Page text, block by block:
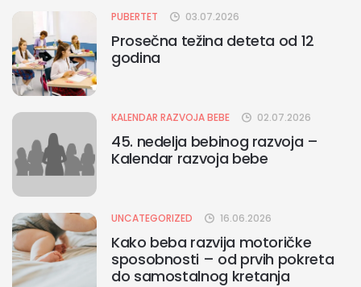
PUBERTET 03.07.2026
Prosečna težina deteta od 12
godina
KALENDAR RAZVOJA BEBE 02.07.2026
45. nedelja bebinog razvoja –
Kalendar razvoja bebe
UNCATEGORIZED 16.06.2026
Kako beba razvija motoričke
sposobnosti – od prvih pokreta
do samostalnog kretanja